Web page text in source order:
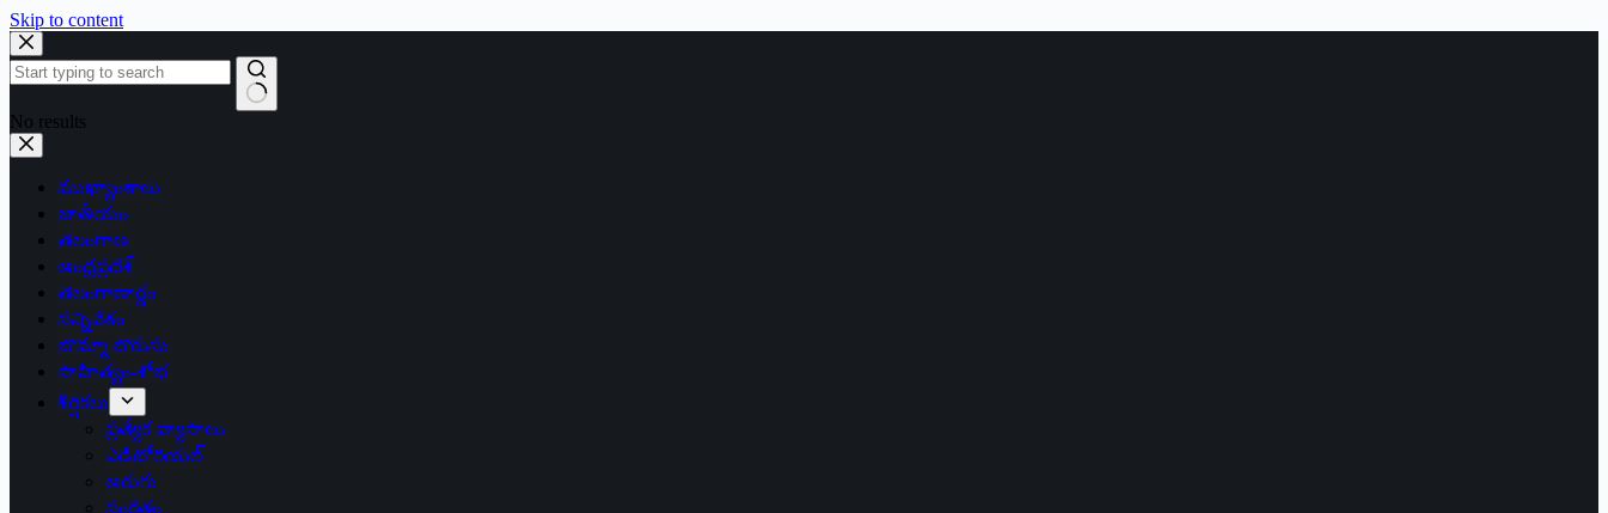
Skip to content
No results
ముఖ్యాంశాలు
జాతీయం
తెలంగాణ
ఆంధ్రప్రదేశ్
తెలంగాణార్థం
సన్నివేశం
బొమ్మా బొరుసు
సాహిత్యం-శోభ
శీర్షికలు
ప్రత్యేక వ్యాసాలు
ఎడిటోరియల్
అరుగు
సంకేతం